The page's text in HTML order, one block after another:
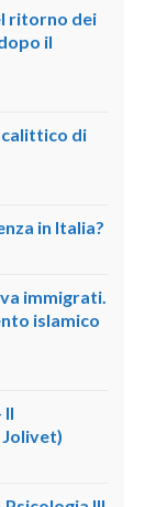
ritorno dei
il
di
in Italia?
immigrati.
islamico
Jolivet)